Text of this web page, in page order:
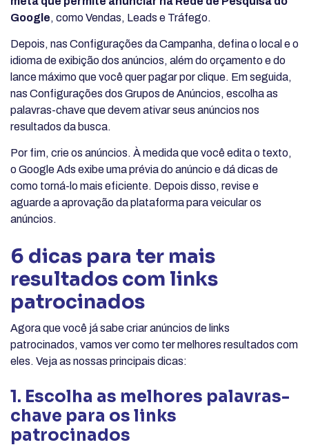
Google, como Vendas, Leads e Tráfego.
Depois, nas Configurações da Campanha, defina o local e o
idioma de exibição dos anúncios, além do orçamento e do
lance máximo que você quer pagar por clique. Em seguida,
nas Configurações dos Grupos de Anúncios, escolha as
palavras-chave que devem ativar seus anúncios nos
resultados da busca.
Por fim, crie os anúncios. À medida que você edita o texto,
o Google Ads exibe uma prévia do anúncio e dá dicas de
como torná-lo mais eficiente. Depois disso, revise e
aguarde a aprovação da plataforma para veicular os
anúncios.
6 dicas para ter mais
resultados com links
patrocinados
Agora que você já sabe criar anúncios de links
patrocinados, vamos ver como ter melhores resultados com
eles. Veja as nossas principais dicas:
1. Escolha as melhores palavras-
chave para os links
patrocinados